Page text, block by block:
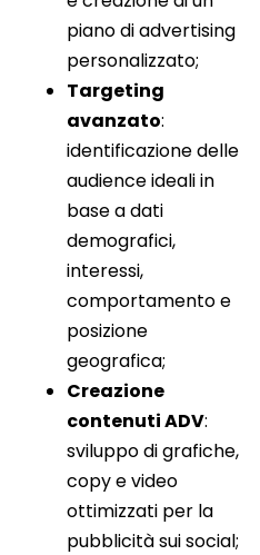
piano di advertising
personalizzato;
Targeting
avanzato:
identificazione delle
audience ideali in
base a dati
demografici,
interessi,
comportamento e
posizione
geografica;
Creazione
contenuti ADV:
sviluppo di grafiche,
copy e video
ottimizzati per la
pubblicità sui social;